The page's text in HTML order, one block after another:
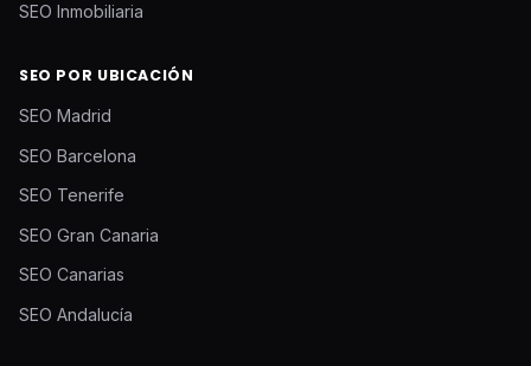
SEO Inmobiliaria
SEO POR UBICACIÓN
SEO Madrid
SEO Barcelona
SEO Tenerife
SEO Gran Canaria
SEO Canarias
SEO Andalucía